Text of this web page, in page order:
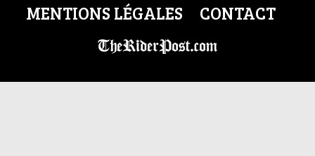
MENTIONS LÉGALES CONTACT